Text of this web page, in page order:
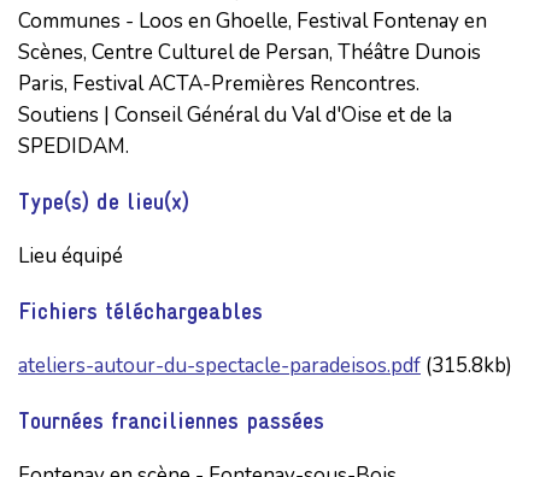
Communes - Loos en Ghoelle, Festival Fontenay en
Scènes, Centre Culturel de Persan, Théâtre Dunois
Paris, Festival ACTA-Premières Rencontres.
Soutiens | Conseil Général du Val d'Oise et de la
SPEDIDAM.
Type(s) de lieu(x)
Lieu équipé
Fichiers téléchargeables
ateliers-autour-du-spectacle-paradeisos.pdf (315.8kb)
Tournées franciliennes passées